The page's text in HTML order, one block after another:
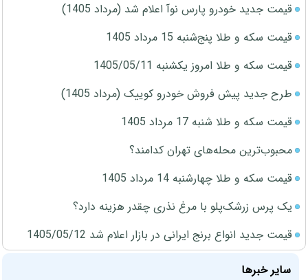
قیمت جدید خودرو پارس نوآ اعلام شد (مرداد 1405)
قیمت سکه و طلا پنج‌شنبه 15 مرداد 1405
قیمت سکه و طلا امروز یکشنبه 1405/05/11
طرح جدید پیش فروش خودرو کوییک (مرداد 1405)
قیمت سکه و طلا شنبه 17 مرداد 1405
محبوب‌ترین محله‌های تهران کدامند؟
قیمت سکه و طلا چهارشنبه 14 مرداد 1405
یک پرس زرشک‌پلو با مرغ نذری چقدر هزینه دارد؟
قیمت جدید انواع برنج ایرانی در بازار اعلام شد 1405/05/12
سایر خبرها